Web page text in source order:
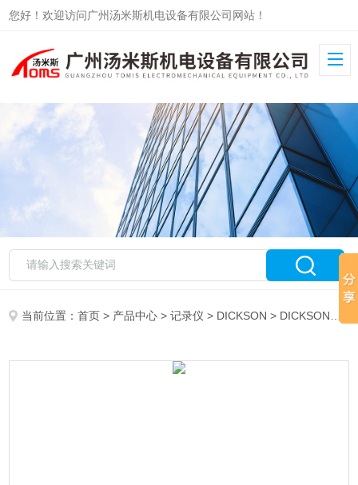
您好！欢迎访问广州汤米斯机电设备有限公司网站！
当前位置：首页 > 产品中心 >记录仪 > DICKSON > DICKSON记录仪SL4350